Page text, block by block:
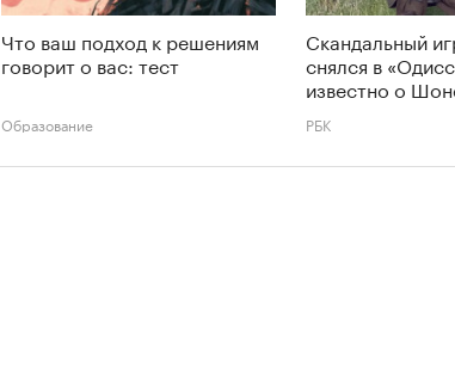
Что ваш подход к решениям
говорит о вас: тест
Образование
Скандальный
снялся в
известно о
РБК